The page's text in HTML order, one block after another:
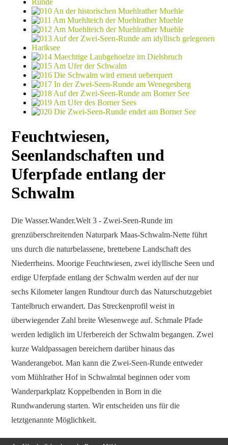
Feuchtwiesen,
Seenlandschaften und
Uferpfade entlang der
Schwalm
Die Wasser.Wander.Welt 3 - Zwei-Seen-Runde im
grenzüberschreitenden Naturpark Maas-Schwalm-Nette führt
uns durch die naturbelassene, brettebene Landschaft des
Niederrheins. Moorige Feuchtwiesen, zwei idyllische Seen und
erdige Uferpfade entlang der Schwalm werden auf der nur
sechs Kilometer langen Rundtour durch das Naturschutzgebiet
Tantelbruch erwandert. Das Streckenprofil weist in
überwiegender Zahl breite Wiesenwege auf. Schmale Pfade
werden lediglich im Uferbereich der Schwalm begangen. Zwei
kurze Waldpassagen bereichern darüber hinaus das
Wanderangebot. Man kann die Zwei-Seen-Runde entweder
vom Mühlrather Hof in Schwalmtal beginnen oder vom
Wanderparkplatz Koppelbenden in Born in die
Rundwanderung starten. Wir entscheiden uns für die
letztgenannte Möglichkeit.